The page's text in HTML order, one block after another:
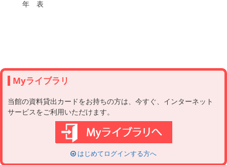
年　表
Myライブラリ
当館の資料貸出カードをお持ちの方は、今すぐ、インターネット
サービスをご利用いただけます。
はじめてログインする方へ